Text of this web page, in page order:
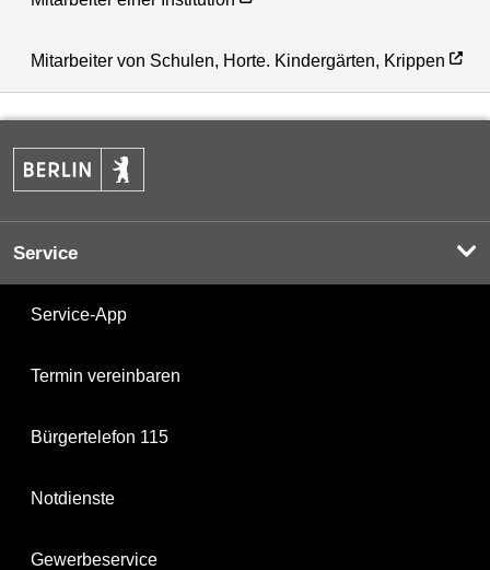
Mitarbeiter von Schulen, Horte. Kindergärten, Krippen
Service
Service-App
Termin vereinbaren
Bürgertelefon 115
Notdienste
Gewerbeservice